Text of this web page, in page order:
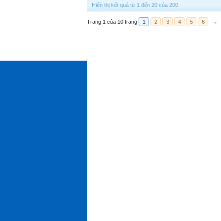
Hiển thị kết quả từ 1 đến 20 của 200
Trang 1 của 10 trang 1 2 3 4 5 6 →